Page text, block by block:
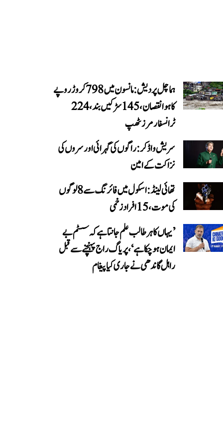
ہماچل پردیش: مانسون میں 798 کروڑ روپے
کا ہوا نقصان، 145 سڑکیں بند، 224
ٹرانسفارمرز ٹھپ
سریش واڈکر: راگوں کی گہرائی اور سروں کی
نزاکت کے امین
تھائی لینڈ: اسکول میں فائرنگ سے 8 لوگوں
کی موت، 15 افراد زخمی
’یہاں کا ہر طالب علم جانتا ہے کہ سسٹم بے
ایمان ہو چکا ہے‘، پریاگ راج پہنچنے سے قبل
راہل گاندھی نے جاری کیا پیغام